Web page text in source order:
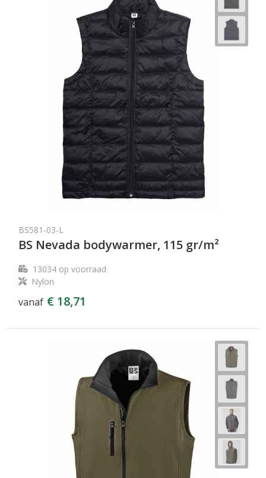
BS581-03-L
BS Nevada bodywarmer, 115 gr/m²
13034op voorraad
Nylon
vanaf € 18,71